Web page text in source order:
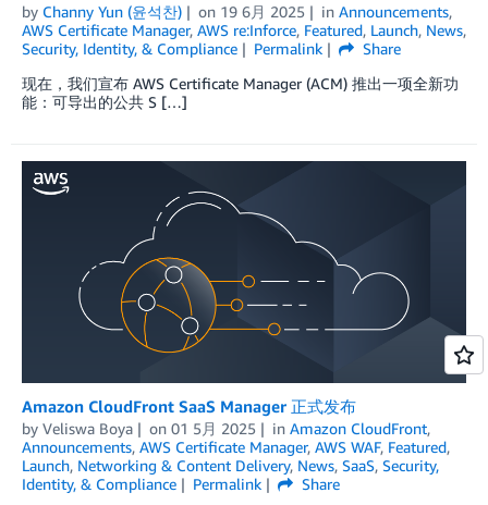
by Channy Yun (윤석찬) on 19 6月 2025 in Announcements,
AWS Certificate Manager, AWS re:Inforce, Featured, Launch, News,
Security, Identity, & Compliance
Permalink
Share
现在，我们宣布 AWS Certificate Manager (ACM) 推出一项全新功
能：可导出的公共 S […]
Amazon CloudFront SaaS Manager 正式发布
by Veliswa Boya on 01 5月 2025 in Amazon CloudFront,
Announcements, AWS Certificate Manager, AWS WAF, Featured,
Launch, Networking & Content Delivery, News, SaaS, Security,
Identity, & Compliance
Permalink
Share